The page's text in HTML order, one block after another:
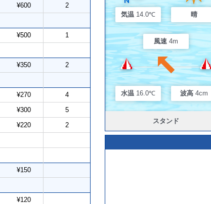
¥600 2
¥500 1
¥350 2
¥270 4
¥300 5
¥220 2
¥150
¥120
気温 14.0℃ 晴
風速 4m
水温 16.0℃ 波高 4cm
スタンド